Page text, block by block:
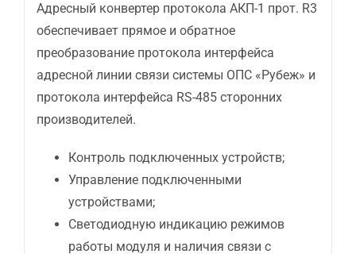
Адресный конвертер протокола АКП-1 прот. R3
обеспечивает прямое и обратное
преобразование протокола интерфейса
адресной линии связи системы ОПС «Рубеж» и
протокола интерфейса RS-485 сторонних
производителей.
Контроль подключенных устройств;
Управление подключенными
устройствами;
Светодиодную индикацию режимов
работы модуля и наличия связи с